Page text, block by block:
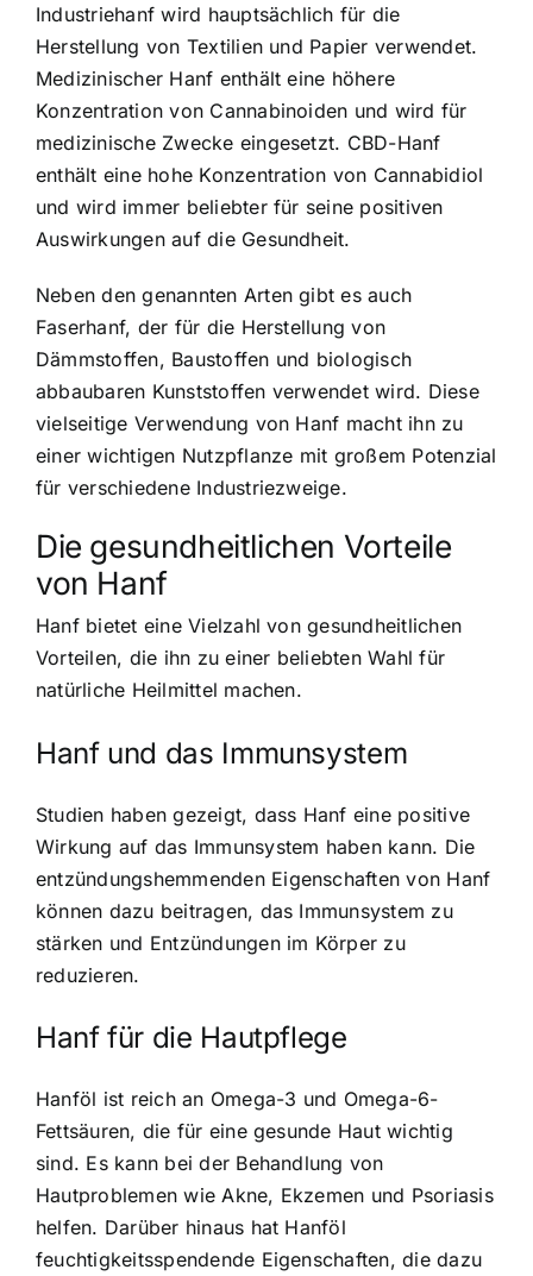
Industriehanf wird hauptsächlich für die
Herstellung von Textilien und Papier verwendet.
Medizinischer Hanf enthält eine höhere
Konzentration von Cannabinoiden und wird für
medizinische Zwecke eingesetzt. CBD-Hanf
enthält eine hohe Konzentration von Cannabidiol
und wird immer beliebter für seine positiven
Auswirkungen auf die Gesundheit.
Neben den genannten Arten gibt es auch
Faserhanf, der für die Herstellung von
Dämmstoffen, Baustoffen und biologisch
abbaubaren Kunststoffen verwendet wird. Diese
vielseitige Verwendung von Hanf macht ihn zu
einer wichtigen Nutzpflanze mit großem Potenzial
für verschiedene Industriezweige.
Die gesundheitlichen Vorteile
von Hanf
Hanf bietet eine Vielzahl von gesundheitlichen
Vorteilen, die ihn zu einer beliebten Wahl für
natürliche Heilmittel machen.
Hanf und das Immunsystem
Studien haben gezeigt, dass Hanf eine positive
Wirkung auf das Immunsystem haben kann. Die
entzündungshemmenden Eigenschaften von Hanf
können dazu beitragen, das Immunsystem zu
stärken und Entzündungen im Körper zu
reduzieren.
Hanf für die Hautpflege
Hanföl ist reich an Omega-3 und Omega-6-
Fettsäuren, die für eine gesunde Haut wichtig
sind. Es kann bei der Behandlung von
Hautproblemen wie Akne, Ekzemen und Psoriasis
helfen. Darüber hinaus hat Hanföl
feuchtigkeitsspendende Eigenschaften, die dazu